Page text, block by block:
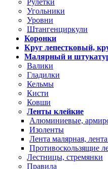
Рулетки
Угольники
Уровни
Штангенциркули
Коронки
Круг лепестковый,
Малярный и
Валики
Гладилки
Кельмы
Кисти
Ковши
Ленты клейкие
Алюминиевые,
Изоленты
Лента малярная,
Противоскользящие
Лестницы, стремянки
Правила